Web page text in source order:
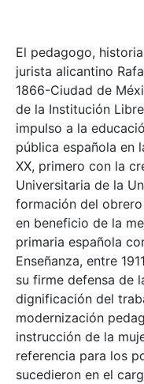
El pedagogo,
jurista alicantino
1866-Ciudad de
de la Institución
impulso a la
pública española en
XX, primero con la
Universitaria de la
formación del
en beneficio de la
primaria española
Enseñanza, entre
su firme defensa de
dignificación del
modernización
instrucción de la
referencia para los
sucedieron en el